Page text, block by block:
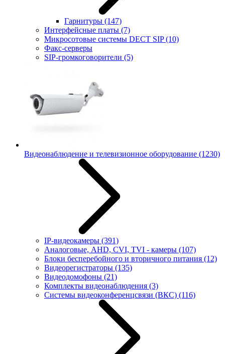
Гарнитуры (147)
Интерфейсные платы (7)
Микросотовые системы DECT SIP(10)
Факс-серверы
SIP-громкоговорители (5)
Видеонаблюдение и телевизионное оборудование (1230)
IP-видеокамеры (391)
Аналоговые, AHD, CVI, TVI - камеры (107)
Блоки бесперебойного и вторичного питания (12)
Видеорегистраторы (135)
Видеодомофоны (21)
Комплекты видеонаблюдения (3)
Системы видеоконференцсвязи (ВКС) (116)